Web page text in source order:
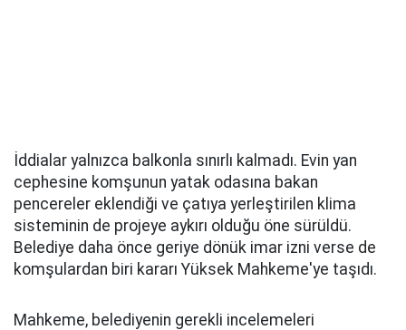
İddialar yalnızca balkonla sınırlı kalmadı. Evin yan
cephesine komşunun yatak odasına bakan
pencereler eklendiği ve çatıya yerleştirilen klima
sisteminin de projeye aykırı olduğu öne sürüldü.
Belediye daha önce geriye dönük imar izni verse de
komşulardan biri kararı Yüksek Mahkeme'ye taşıdı.
Mahkeme, belediyenin gerekli incelemeleri